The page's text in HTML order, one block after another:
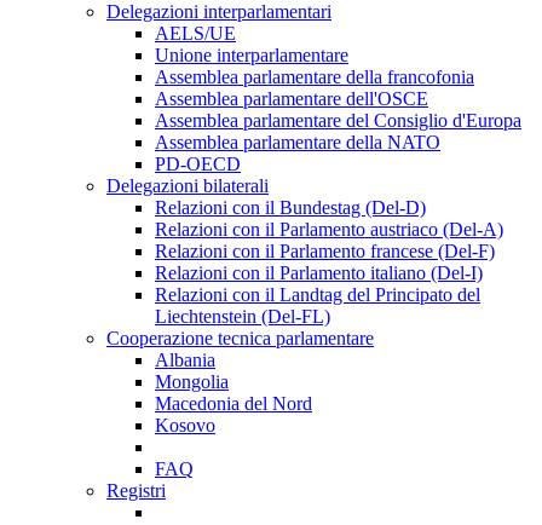
Delegazioni interparlamentari
AELS/UE
Unione interparlamentare
Assemblea parlamentare della francofonia
Assemblea parlamentare dell'OSCE
Assemblea parlamentare del Consiglio d'Europa
Assemblea parlamentare della NATO
PD-OECD
Delegazioni bilaterali
Relazioni con il Bundestag (Del-D)
Relazioni con il Parlamento austriaco (Del-A)
Relazioni con il Parlamento francese (Del-F)
Relazioni con il Parlamento italiano (Del-I)
Relazioni con il Landtag del Principato del
Liechtenstein (Del-FL)
Cooperazione tecnica parlamentare
Albania
Mongolia
Macedonia del Nord
Kosovo
FAQ
Registri